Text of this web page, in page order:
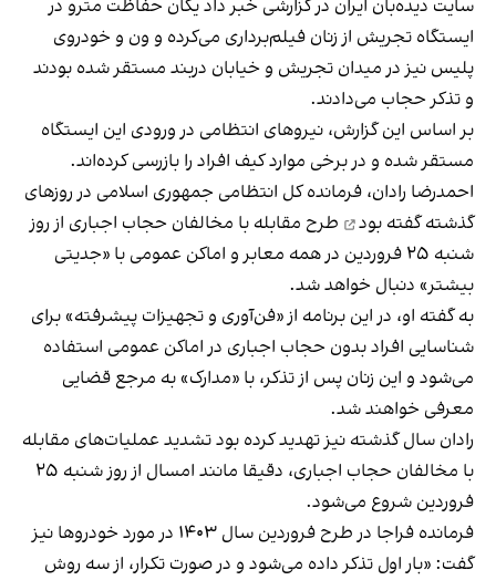
سایت دیده‌بان ایران در گزارشی خبر داد یگان حفاظت مترو در
ایستگاه تجریش از زنان فیلم‌برداری می‌کرده و ون و خودروی
پلیس نیز در میدان تجریش و خیابان دربند مستقر شده بودند
و تذکر حجاب می‌دادند.
بر اساس این گزارش، نیروهای انتظامی در ورودی این ایستگاه
مستقر شده و در برخی موارد کیف افراد را بازرسی کرده‌اند.
احمدرضا رادان، فرمانده کل انتظامی جمهوری اسلامی در روزهای
گذشته گفته بود
طرح مقابله با مخالفان حجاب اجباری از روز
شنبه ۲۵ فروردین در همه معابر و اماکن عمومی با «جدیتی
بیشتر» دنبال خواهد شد.
به گفته او، در این برنامه از «فن‌آوری و تجهیزات پیشرفته» برای
شناسایی افراد بدون حجاب اجباری در اماکن عمومی استفاده
می‌شود و این زنان پس از تذکر، با «مدارک» به مرجع قضایی
معرفی خواهند شد.
رادان سال گذشته نیز تهدید کرده بود تشدید عملیات‌های مقابله
با مخالفان حجاب اجباری، دقیقا مانند امسال از روز شنبه ۲۵
فروردین شروع می‌شود.
فرمانده فراجا در طرح فروردین سال ۱۴۰۳ در مورد خودروها نیز
گفت: «بار اول تذکر داده می‌شود و در صورت تکرار، از سه روش